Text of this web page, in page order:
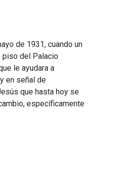
de 1931, cuando un
piso del Palacio
le ayudara a
en señal de
que hasta hoy se
específicamente